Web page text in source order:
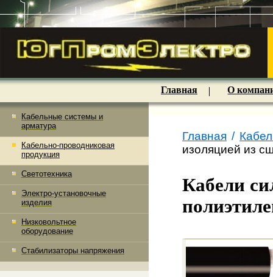
Кабельные системы и
арматура
Кабельно-проводниковая
продукция
Светотехника
Электро-установочные
изделия
Низковольтное
оборудование
Стабилизаторы напряжения
Главная О
Главная /
изоляцией из
Кабели